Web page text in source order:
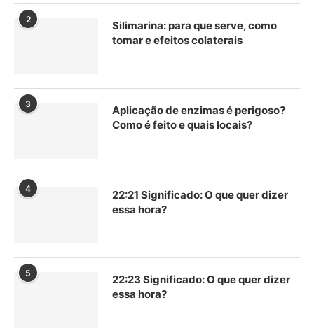
2
Silimarina: para que serve, como
tomar e efeitos colaterais
3
Aplicação de enzimas é perigoso?
Como é feito e quais locais?
4
22:21 Significado: O que quer dizer
essa hora?
5
22:23 Significado: O que quer dizer
essa hora?